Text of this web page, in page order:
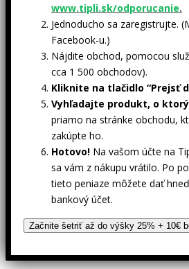
www.tipli.sk/odporucanie.
Jednoducho sa zaregistrujte.
Facebook-u.)
Nájdite obchod, pomocou
cca 1 500 obchodov).
Kliknite na tlačidlo “Prejsť
Vyhľadajte produkt, o
priamo na stránke obchodu,
zakúpte ho.
Hotovo! Na vašom účte na
sa vám z nákupu vrátilo. Po
tieto peniaze môžete dať
bankový účet.
Začnite šetriť až do výšky 25% + 10€